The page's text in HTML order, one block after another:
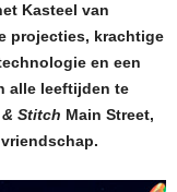
Kasteel van
projecties, krachtige
en een
alle leeftijden te
Stitch Main Street,